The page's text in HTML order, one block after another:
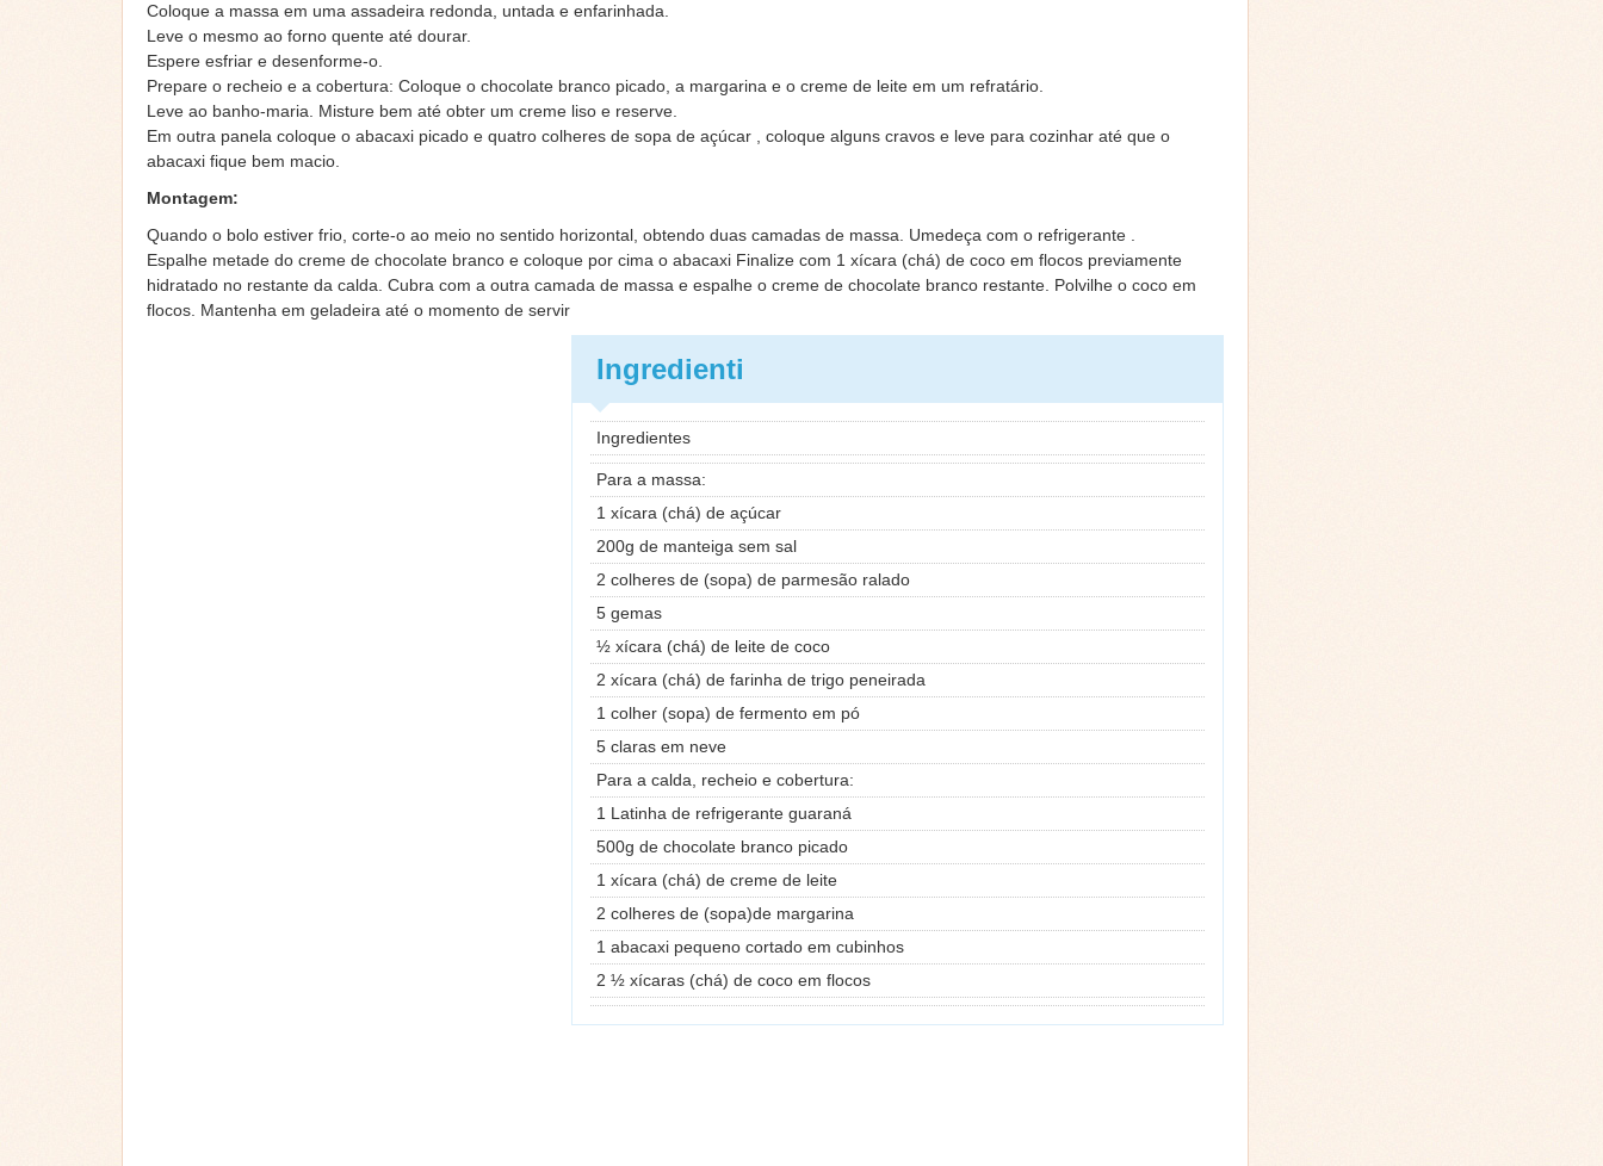
Coloque a massa em uma assadeira redonda, untada e enfarinhada.
Leve o mesmo ao forno quente até dourar.
Espere esfriar e desenforme-o.
Prepare o recheio e a cobertura: Coloque o chocolate branco picado, a margarina e o creme de leite em um refratário.
Leve ao banho-maria. Misture bem até obter um creme liso e reserve.
Em outra panela coloque o abacaxi picado e quatro colheres de sopa de açúcar , coloque alguns cravos e leve para cozinhar até que o
abacaxi fique bem macio.
Montagem:
Quando o bolo estiver frio, corte-o ao meio no sentido horizontal, obtendo duas camadas de massa. Umedeça com o refrigerante .
Espalhe metade do creme de chocolate branco e coloque por cima o abacaxi Finalize com 1 xícara (chá) de coco em flocos previamente
hidratado no restante da calda. Cubra com a outra camada de massa e espalhe o creme de chocolate branco restante. Polvilhe o coco em
flocos. Mantenha em geladeira até o momento de servir
Ingredienti
Ingredientes
Para a massa:
1 xícara (chá) de açúcar
200g de manteiga sem sal
2 colheres de (sopa) de parmesão ralado
5 gemas
½ xícara (chá) de leite de coco
2 xícara (chá) de farinha de trigo peneirada
1 colher (sopa) de fermento em pó
5 claras em neve
Para a calda, recheio e cobertura:
1 Latinha de refrigerante guaraná
500g de chocolate branco picado
1 xícara (chá) de creme de leite
2 colheres de (sopa)de margarina
1 abacaxi pequeno cortado em cubinhos
2 ½ xícaras (chá) de coco em flocos